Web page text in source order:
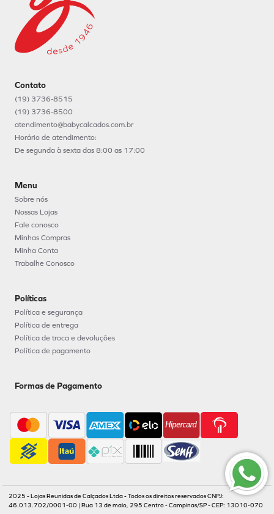
Contato
(19) 3736-8515
(19) 3736-8500
atendimento@babycalcados.com.br
Horário de atendimento:
De segunda à sexta das 8:00 as 17:00
Menu
Sobre nós
Nossas Lojas
Fale conosco
Minhas Compras
Minha Conta
Trabalhe Conosco
Políticas
Política e segurança
Política de entrega
Política de troca e devoluções
Política de pagamento
Formas de Pagamento
2025 - Lojas Reunidas de Calçados Ltda - Todos os direitos reservados CNPJ:
46.013.702/0001-00 | Rua 13 de maio, 295 Centro - Campinas/SP - CEP: 13010-070